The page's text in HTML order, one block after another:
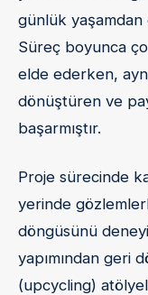
günlük yaşamdan
Süreç boyunca
elde ederken,
dönüştüren ve
başarmıştır.
Proje sürecinde
yerinde
döngüsünü
yapımından geri
(upcycling)